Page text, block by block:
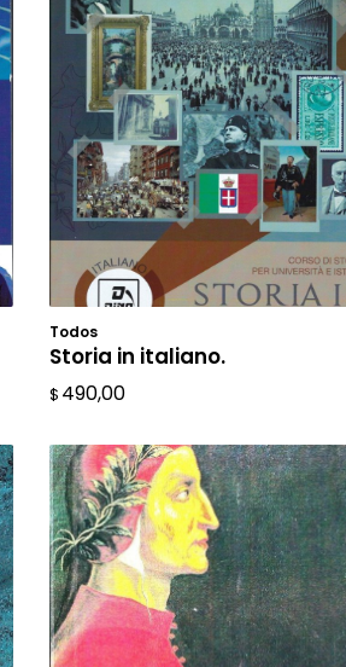
Todos
Storia in italiano.
$ 490,00